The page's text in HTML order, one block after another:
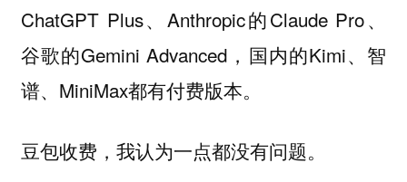
ChatGPT Plus、Anthropic的Claude Pro、
谷歌的Gemini Advanced，国内的Kimi、智
谱、MiniMax都有付费版本。
豆包收费，我认为一点都没有问题。